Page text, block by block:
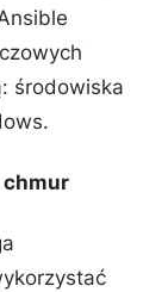
środowiska
chmur